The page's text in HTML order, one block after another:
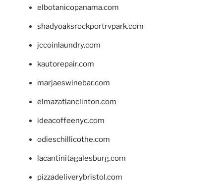
elbotanicopanama.com
shadyoaksrockportrvpark.com
jccoinlaundry.com
kautorepair.com
marjaeswinebar.com
elmazatlanclinton.com
ideacoffeenyc.com
odieschillicothe.com
lacantinitagalesburg.com
pizzadeliverybristol.com